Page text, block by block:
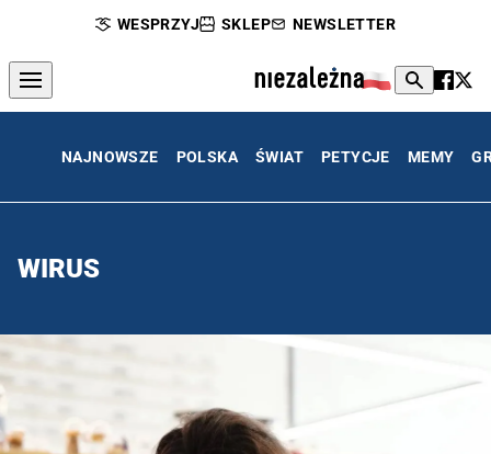
WESPRZYJ SKLEP NEWSLETTER
NAJNOWSZE POLSKA ŚWIAT PETYCJE MEMY
WIRUS